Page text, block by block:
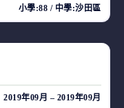
小學:88 / 中學:沙田區
2019年09月 – 2019年09月